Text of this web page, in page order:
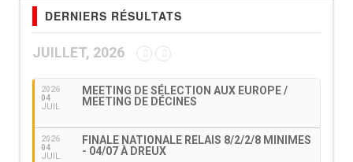
DERNIERS RÉSULTATS
JUILLET, 2026
2026
04
JUIL
MEETING DE SÉLECTION AUX EUROPE /
MEETING DE DÉCINES
2026
04
JUIL
FINALE NATIONALE RELAIS 8/2/2/8 MINIMES
- 04/07 À DREUX